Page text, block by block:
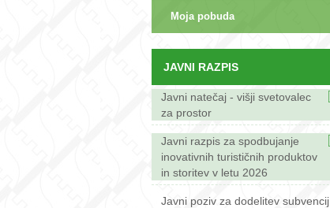
Moja pobuda
JAVNI RAZPIS
Javni natečaj - višji svetovalec
za prostor
Javni razpis za spodbujanje
inovativnih turističnih produktov
in storitev v letu 2026
Javni poziv za dodelitev subvencij